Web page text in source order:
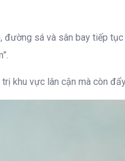
đường sá và sân bay tiếp
khu vực lân cận mà còn